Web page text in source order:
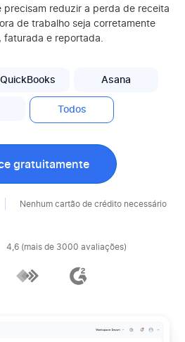
precisam reduzir a perda de receita
de trabalho seja corretamente
faturada e reportada.
QuickBooks Asana
Todos
gratuitamente
Nenhum cartão de crédito necessário
4,6 (mais de 3000 avaliações)